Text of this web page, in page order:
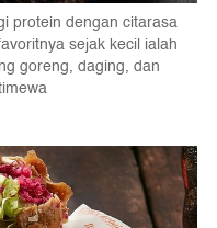
protein dengan citarasa
sejak kecil ialah
goreng, daging, dan